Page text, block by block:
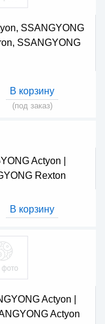
SSANGYONG
SSANGYONG
В корзину
(под заказ)
Actyon |
Rexton
В корзину
Actyon |
Actyon